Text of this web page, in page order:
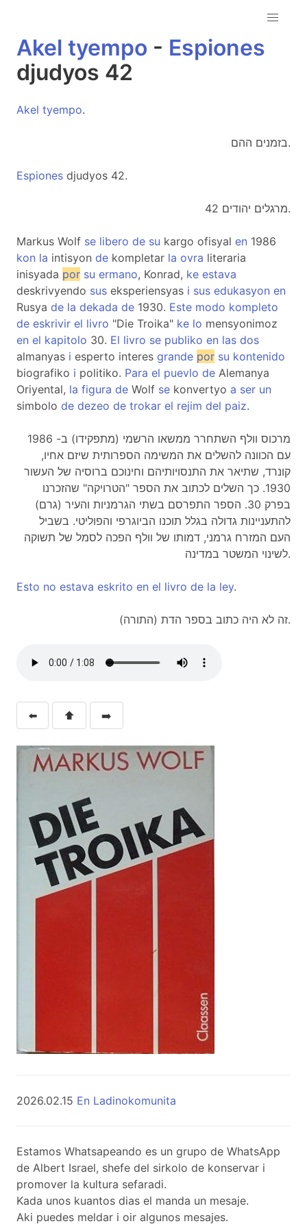
Akel tyempo - Espiones
djudyos 42
Akel tyempo.
בזמנים ההם.
Espiones djudyos 42.
מרגלים יהודים 42.
Markus Wolf se libero de su kargo ofisyal en 1986
kon la intisyon de kompletar la ovra literaria
inisyada por su ermano, Konrad, ke estava
deskrivyendo sus eksperiensyas i sus edukasyon en
Rusya de la dekada de 1930. Este modo kompleto
de eskrivir el livro "Die Troika" ke lo mensyonimoz
en el kapitolo 30. El livro se publiko en las dos
almanyas i esperto interes grande por su kontenido
biografiko i politiko. Para el puevlo de Alemanya
Oriyental, la figura de Wolf se konvertyo a ser un
simbolo de dezeo de trokar el rejim del paiz.
מרכוס וולף השתחרר ממשאו הרשמי (מתפקידו) ב- 1986
עם הכוונה להשלים את המשימה הספרותית שיזם אחיו,
קונרד, שתיאר את התנסויותיהם וחינוכם ברוסיה של העשור
1930. כך השלים לכתוב את הספר "הטרויקה" שהזכרנו
בפרק 30. הספר התפרסם בשתי הגרמניות והעיר (גרם)
להתעניינות גדולה בגלל תוכנו הביוגרפי והפוליטי. בשביל
העם המזרח גרמני, דמותו של וולף הפכה לסמל של תשוקה
לשינוי המשטר במדינה.
Esto no estava eskrito en el livro de la ley.
זה לא היה כתוב בספר הדת (התורה).
⬅️ ⬆️ ➡️
2026.02.15 En Ladinokomunita
Estamos Whatsapeando es un grupo de WhatsApp
de Albert Israel, shefe del sirkolo de konservar i
promover la kultura sefaradi.
Kada unos kuantos dias el manda un mesaje.
Aki puedes meldar i oir algunos mesajes.